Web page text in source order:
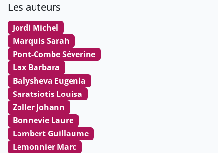
Les auteurs
Jordi Michel
Marquis Sarah
Pont-Combe Séverine
Lax Barbara
Balysheva Eugenia
Saratsiotis Louisa
Zoller Johann
Bonnevie Laure
Lambert Guillaume
Lemonnier Marc